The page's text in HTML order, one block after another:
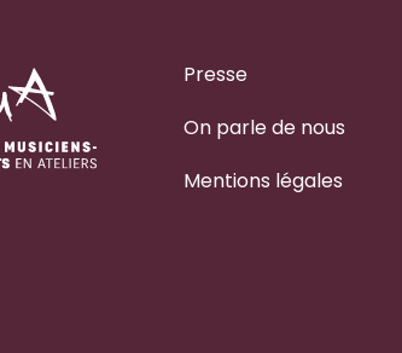
Presse
On parle de nous
Mentions légales